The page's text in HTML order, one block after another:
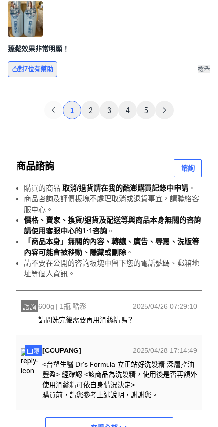
蓬鬆效果非常明顯！
對7位有幫助 檢舉
1 2 3 4 5
商品諮詢 諮詢
購買的商品 取消/退貨請在我的酷澎購買記錄中申請 。
商品咨詢及評價板塊不處理取消或退貨事宜，請聯絡客
服中心。
價格、賣家、換貨/退貨及配送等與商品本身無關的咨詢
請使用客服中心的1:1咨詢 。
「商品本身」無關的內容、轉讓、廣告、辱罵、洗版等
內容可能會被移動、隱藏或刪除。
請不要在公開的咨詢板塊中留下您的電話號碼、郵箱地
址等個人資訊。
諮詢 600g | 1瓶 酷澎
2025/04/26 07:29:10
請問洗完後需要再用潤絲精嗎？
回覆 [COUPANG]
2025/04/28 17:14:49
<台塑生醫 Dr's Formula 立正站好洗髮精 深層控油
豐盈> 經確認 <該商品為洗髮精，使用後是否再額外
使用潤絲精可依自身情況決定>
購買前，請您參考上述說明，謝謝您。